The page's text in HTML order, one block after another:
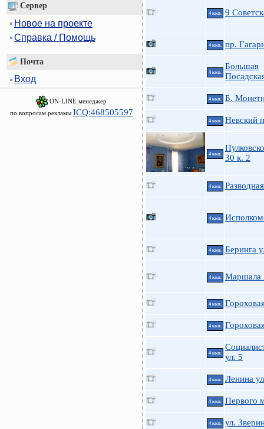
Сервер
Новое на проекте
Справка / Помощь
Почта
Вход
ON-LINE менеджер
по вопросам рекламы ICQ:468505597
4 ккв. 9
4 ккв. пр.
4 ккв.
Большая
4 ккв. Б.
4 ккв. Невский
4 ккв.
30 к. 2
4 ккв.
4 ккв.
4 ккв. Беринга
4 ккв. Маршала
4 ккв.
4 ккв.
4 ккв.
ул. 5
4 ккв. Ленина
4 ккв. Первого
4 ккв. ул.